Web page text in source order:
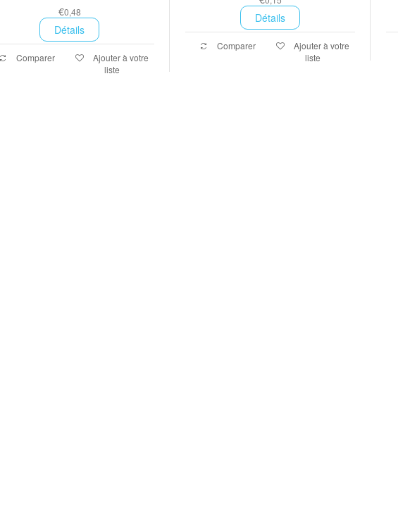
€0,48
Détails
Comparer
Ajouter à votre
liste
Détails
Comparer
Ajouter à votre
liste